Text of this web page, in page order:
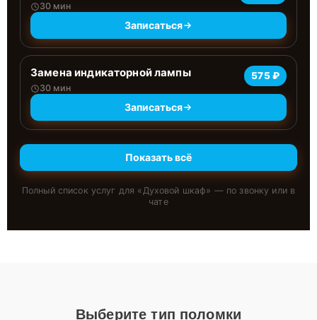
30 мин
Записаться
Замена индикаторной лампы
30 мин
575 ₽
Записаться
Показать всё
Полный список услуг для «Духовой шкаф» — по звонку или в
чате
Выберите тип поломки